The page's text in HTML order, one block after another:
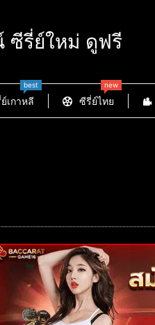
ซีรี่ย์ใหม่ ดูฟรี
เกาหลี
best
ซีรี่ย์ไทย
new